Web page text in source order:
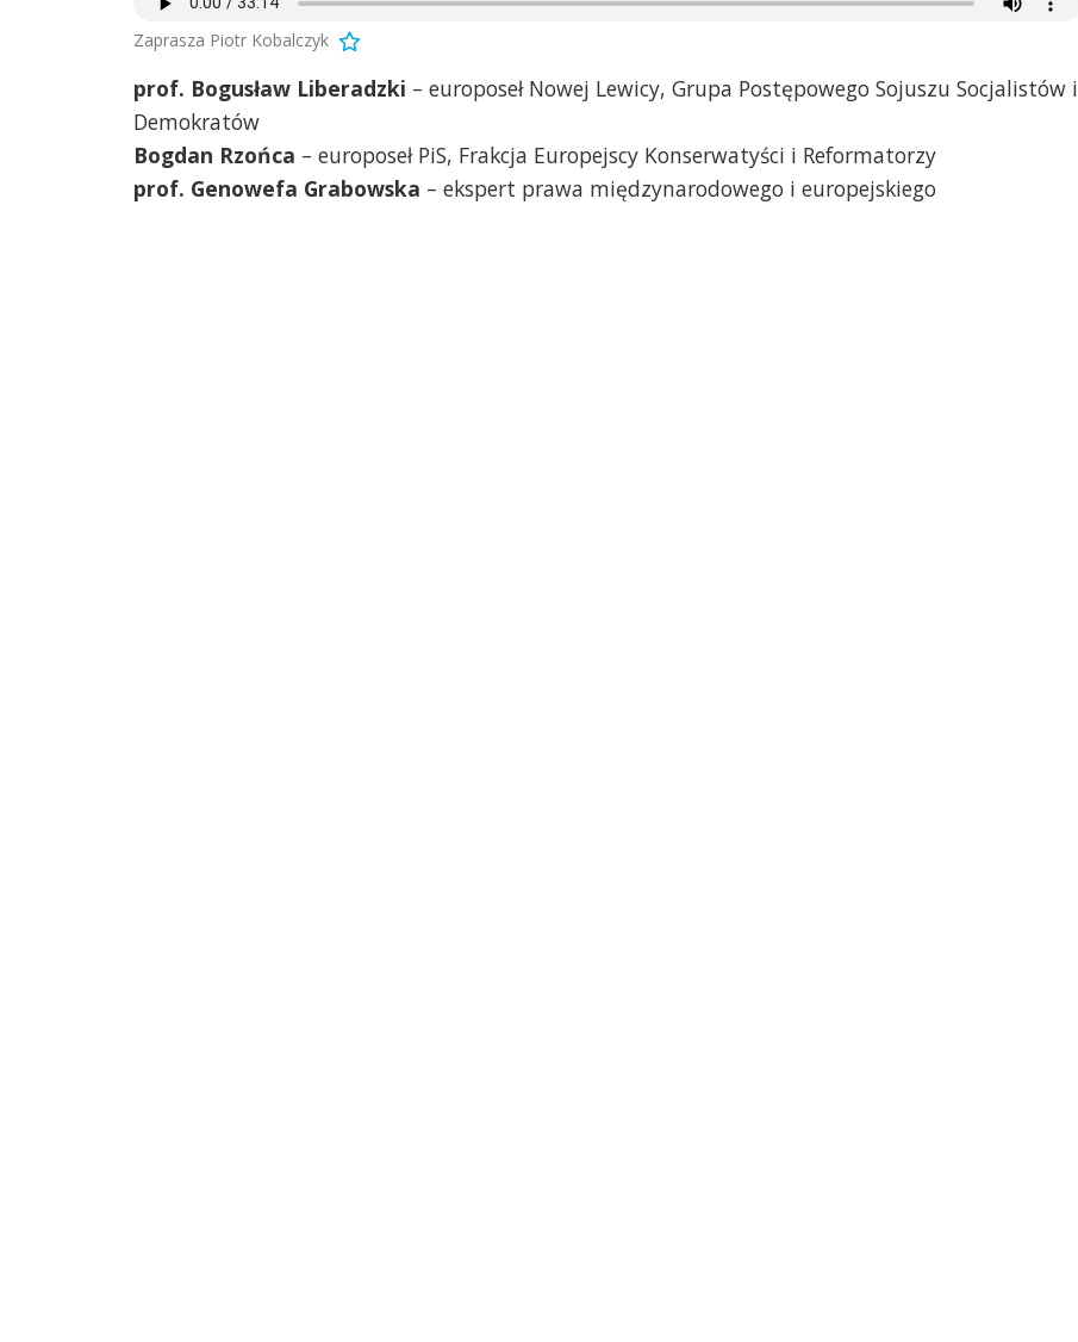
Zaprasza Piotr Kobalczyk
prof. Bogusław Liberadzki – europoseł Nowej Lewicy, Grupa Postępowego Sojuszu Socjalistów i
Demokratów
Bogdan Rzońca – europoseł PiS, Frakcja Europejscy Konserwatyści i Reformatorzy
prof. Genowefa Grabowska – ekspert prawa międzynarodowego i europejskiego